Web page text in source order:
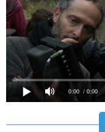
0:00 / 0:00